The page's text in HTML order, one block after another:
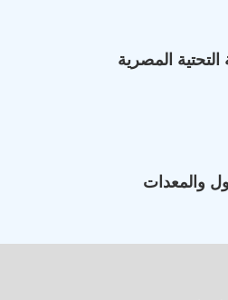
المصرية
والمعدات